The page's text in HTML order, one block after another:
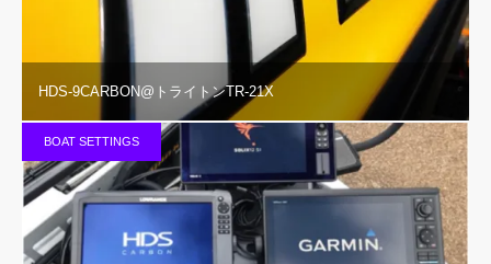
HDS-9CARBON@トライトンTR-21X
BOAT SETTINGS